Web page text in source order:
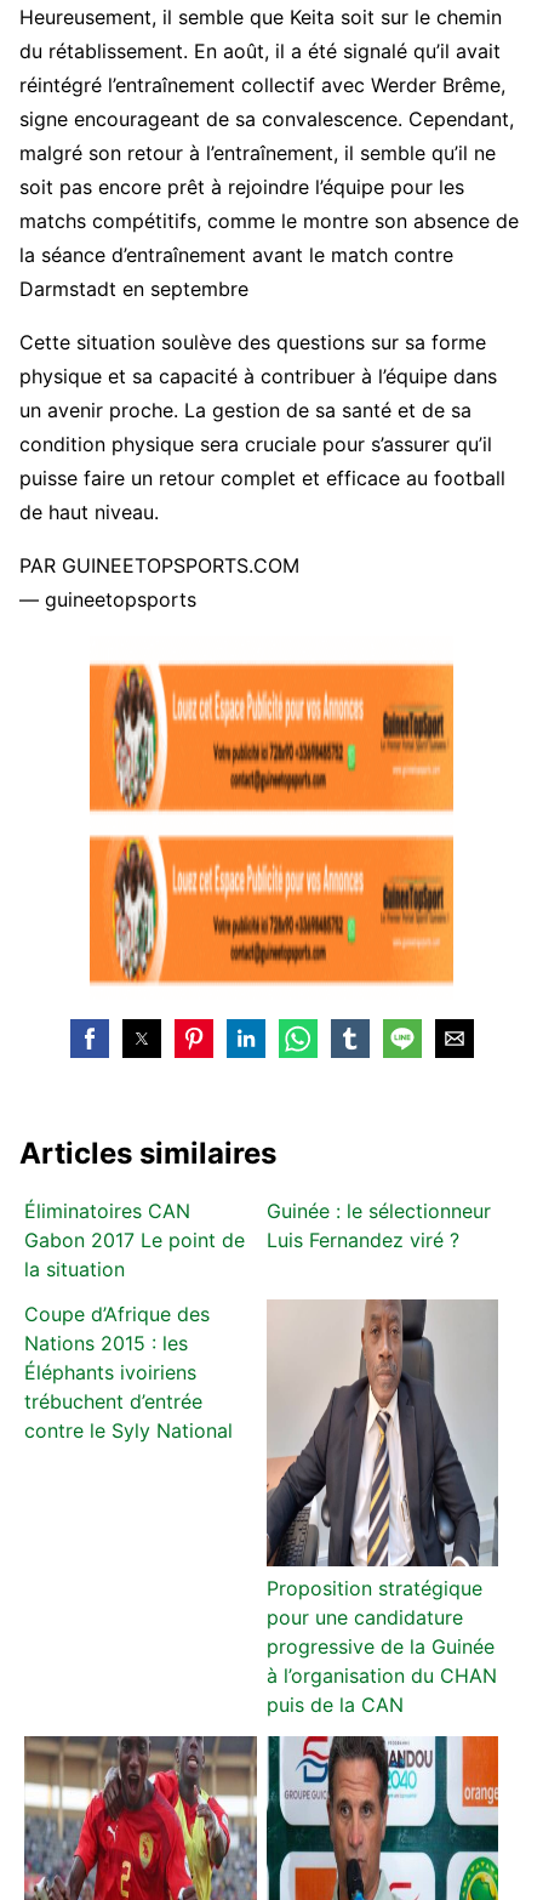
Heureusement, il semble que Keita soit sur le chemin
du rétablissement. En août, il a été signalé qu’il avait
réintégré l’entraînement collectif avec Werder Brême,
signe encourageant de sa convalescence. Cependant,
malgré son retour à l’entraînement, il semble qu’il ne
soit pas encore prêt à rejoindre l’équipe pour les
matchs compétitifs, comme le montre son absence de
la séance d’entraînement avant le match contre
Darmstadt en septembre
Cette situation soulève des questions sur sa forme
physique et sa capacité à contribuer à l’équipe dans
un avenir proche. La gestion de sa santé et de sa
condition physique sera cruciale pour s’assurer qu’il
puisse faire un retour complet et efficace au football
de haut niveau.
PAR GUINEETOPSPORTS.COM
— guineetopsports
Articles similaires
Éliminatoires CAN
Gabon 2017 Le point de
la situation
Guinée : le sélectionneur
Luis Fernandez viré ?
Coupe d’Afrique des
Nations 2015 : les
Éléphants ivoiriens
trébuchent d’entrée
contre le Syly National
Proposition stratégique
pour une candidature
progressive de la Guinée
à l’organisation du CHAN
puis de la CAN